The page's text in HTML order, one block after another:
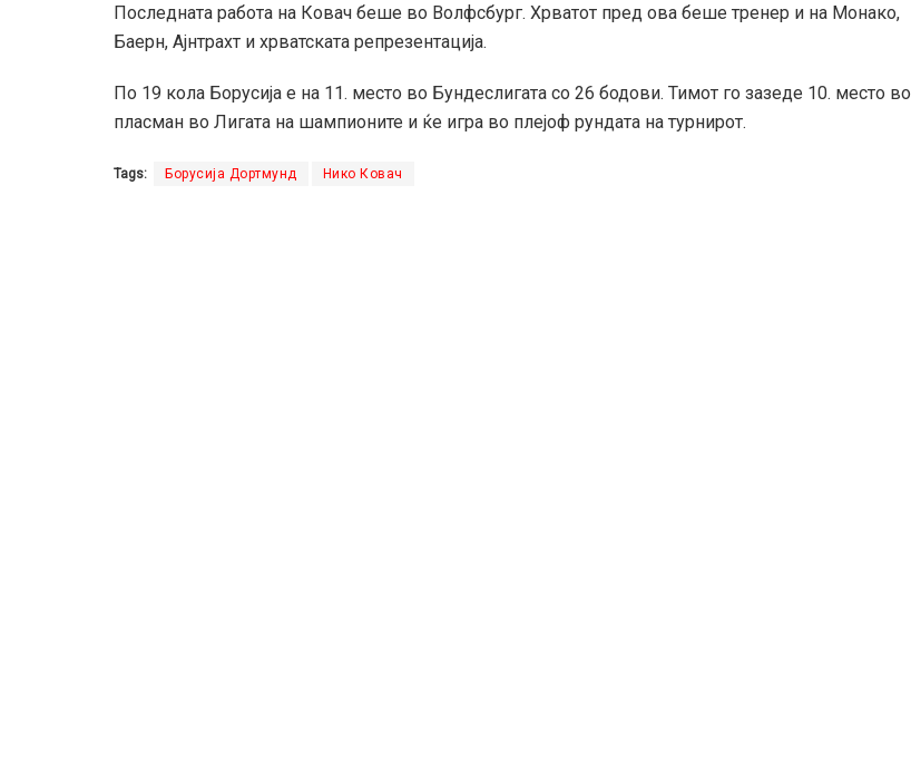
Последната работа на Ковач беше во Волфсбург. Хрватот пред ова беше тренер и на Монако,
Баерн, Ајнтрахт и хрватската репрезентација.
По 19 кола Борусија е на 11. место во Бундеслигата со 26 бодови. Тимот го зазеде 10. место во
пласман во Лигата на шампионите и ќе игра во плејоф рундата на турнирот.
Tags: Борусија Дортмунд Нико Ковач